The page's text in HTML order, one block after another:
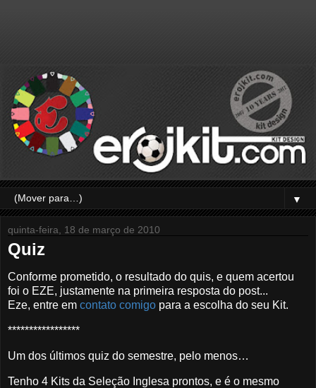
▼
quinta-feira, 18 de março de 2010
Quiz
Conforme prometido, o resultado do quis, e quem acertou
foi o EZE, justamente na primeira resposta do post...
Eze, entre em contato comigo para a escolha do seu Kit.
*****************
Um dos últimos quiz do semestre, pelo menos…
Tenho 4 Kits da Seleção Inglesa prontos, e é o mesmo